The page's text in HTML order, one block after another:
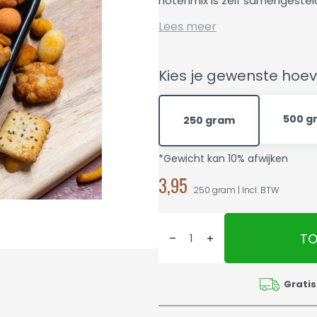
Lees meer
Kies je gewenste
250 gram 500
*Gewicht kan 10% afwijken
3,95 250 gram | Incl. BTW